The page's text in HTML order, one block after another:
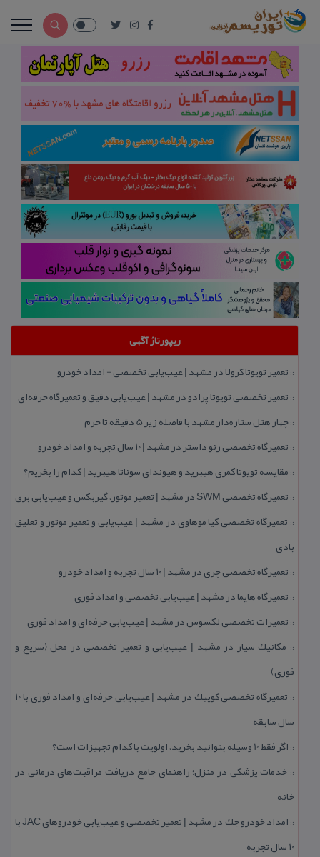
ریپورتاژ آگهی
:: تعمیر تویوتا كرولا در مشهد | عیب‌یابی تخصصی + امداد خودرو
:: تعمیر تخصصی تویوتا پرادو در مشهد | عیب‌یابی دقیق و تعمیرگاه حرفه‌ای
::چهار هتل‌ ستاره‌دار مشهد با فاصله زیر 5 دقیقه تا حرم
:: تعمیرگاه تخصصی رنو داستر در مشهد | ۱۰ سال تجربه و امداد خودرو
:: مقایسه تویوتا كمری هیبرید و هیوندای سوناتا هیبرید | كدام را بخریم؟
:: تعمیرگاه تخصصی SWM در مشهد | تعمیر موتور، گیربكس و عیب‌یابی برق
:: تعمیرگاه تخصصی كیا موهاوی در مشهد | عیب‌یابی و تعمیر موتور و تعلیق
بادی
:: تعمیرگاه تخصصی چری در مشهد | ۱۰ سال تجربه و امداد خودرو
:: تعمیرگاه هایما در مشهد | عیب‌یابی تخصصی و امداد فوری
:: تعمیرات تخصصی لكسوس در مشهد | عیب‌یابی حرفه‌ای و امداد فوری
:: مكانیك سیار در مشهد | عیب‌یابی و تعمیر تخصصی در محل (سریع و
فوری)
::
تعمیرگاه تخصصی كوییك در مشهد | عیب‌یابی حرفه‌ای و امداد فوری با ۱۰
سال سابقه
:: اگر فقط 10 وسیله بتوانید بخرید، اولویت با كدام تجهیزات است؟
:: خدمات پزشكی در منزل؛ راهنمای جامع دریافت مراقبت‌های درمانی در
خانه
::
امداد خودرو جك در مشهد | تعمیر تخصصی و عیب‌یابی خودروهای JAC با
۱۰ سال تجربه